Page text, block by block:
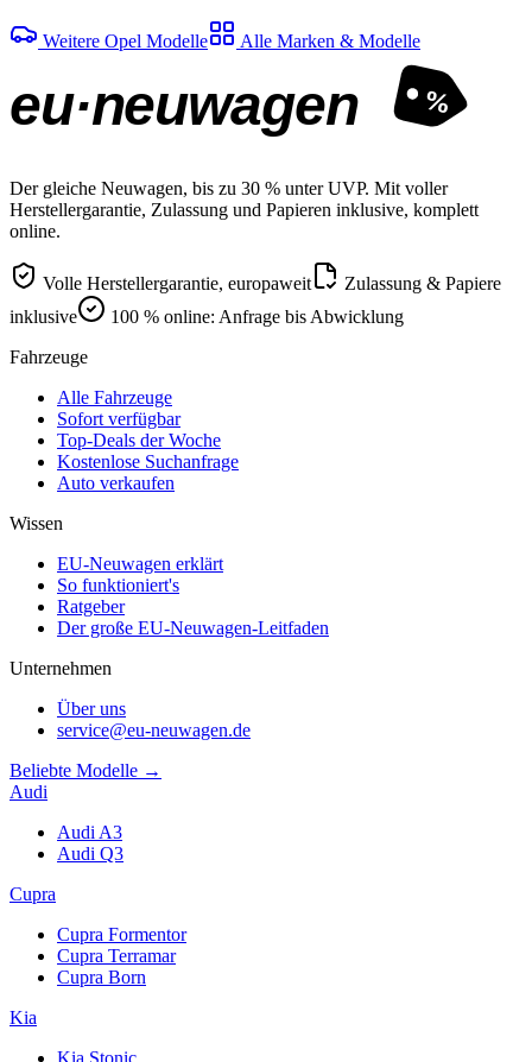
Weitere Opel Modelle Alle Marken & Modelle
eu·neuwagen %
Der gleiche Neuwagen, bis zu 30 % unter UVP. Mit voller
Herstellergarantie, Zulassung und Papieren inklusive, komplett
online.
Volle Herstellergarantie, europaweit
Zulassung & Papiere
inklusive
100 % online: Anfrage bis Abwicklung
Fahrzeuge
Alle Fahrzeuge
Sofort verfügbar
Top-Deals der Woche
Kostenlose Suchanfrage
Auto verkaufen
Wissen
EU-Neuwagen erklärt
So funktioniert's
Ratgeber
Der große EU-Neuwagen-Leitfaden
Unternehmen
Über uns
service@eu-neuwagen.de
Beliebte Modelle →
Audi
Audi A3
Audi Q3
Cupra
Cupra Formentor
Cupra Terramar
Cupra Born
Kia